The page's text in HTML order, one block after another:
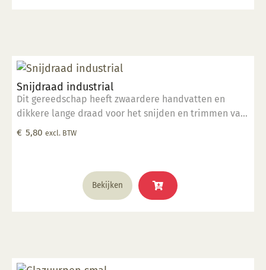
Snijdraad industrial
Dit gereedschap heeft zwaardere handvatten en
dikkere lange draad voor het snijden en trimmen van
grote kleimassa's. komt in een hitte verzegelde
€ 5,80 excl. BTW
Bekijken